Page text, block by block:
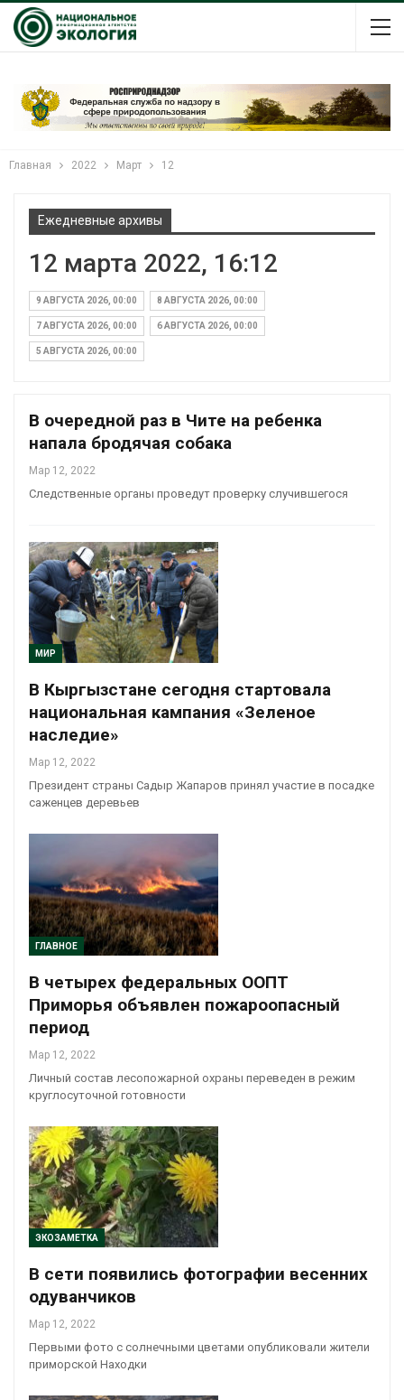
Главная 2022 Март 12
Ежедневные архивы
12 марта 2022, 16:12
9 АВГУСТА 2026, 00:00 8 АВГУСТА 2026, 00:00
7 АВГУСТА 2026, 00:00 6 АВГУСТА 2026, 00:00
5 АВГУСТА 2026, 00:00
В очередной раз в Чите на ребенка
напала бродячая собака
Мар 12, 2022
Следственные органы проведут проверку случившегося
МИР
В Кыргызстане сегодня стартовала
национальная кампания «Зеленое
наследие»
Мар 12, 2022
Президент страны Садыр Жапаров принял участие в посадке
саженцев деревьев
ГЛАВНОЕ
В четырех федеральных ООПТ
Приморья объявлен пожароопасный
период
Мар 12, 2022
Личный состав лесопожарной охраны переведен в режим
круглосуточной готовности
ЭКОЗАМЕТКА
В сети появились фотографии весенних
одуванчиков
Мар 12, 2022
Первыми фото с солнечными цветами опубликовали жители
приморской Находки